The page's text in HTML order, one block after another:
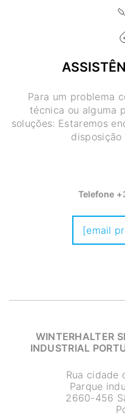
Para um problema
técnica ou alguma
soluções: Estaremos
disposição
Telefone
[email
WINTERHALTER
INDUSTRIAL
Rua cidade
Parque
2660-456